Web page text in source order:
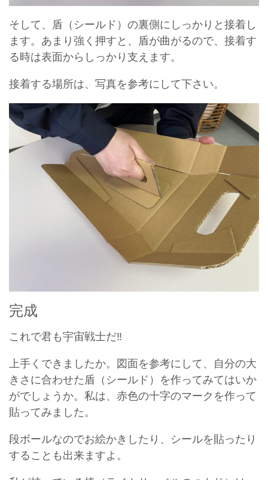
そして、盾（シールド）の裏側にしっかりと接着し
ます。あまり強く押すと、盾が曲がるので、接着す
る時は表面からしっかり支えます。
接着する場所は、写真を参考にして下さい。
完成
これで君も宇宙戦士だ‼
上手くできましたか。図面を参考にして、自分の大
きさに合わせた盾（シールド）を作ってみてはいか
がでしょうか。私は、赤色の十字のマークを作って
貼ってみました。
段ボールなのでお絵かきしたり、シールを貼ったり
することも出来ますよ。